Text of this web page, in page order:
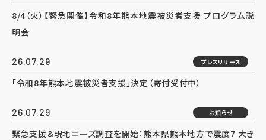
8/4（火）【緊急開催】令和8年熊本地震被災者支援 プログラム説
明会
26.07.29 プレスリリース
「令和8年熊本地震被災者支援」決定（寄付受付中）
26.07.29 お知らせ
緊急支援＆現地ニーズ調査を開始：熊本県熊本地方で震度7 大き